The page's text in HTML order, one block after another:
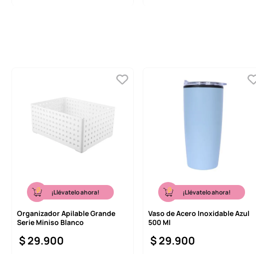
¡Llévatelo ahora!
Organizador Apilable Grande
Serie Miniso Blanco
$29.900
¡Llévatelo ahora!
Vaso de Acero Inoxidable Azul
500 Ml
$29.900